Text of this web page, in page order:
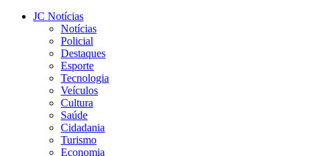
JC Notícias
Notícias
Policial
Destaques
Esporte
Tecnologia
Veículos
Cultura
Saúde
Cidadania
Turismo
Economia